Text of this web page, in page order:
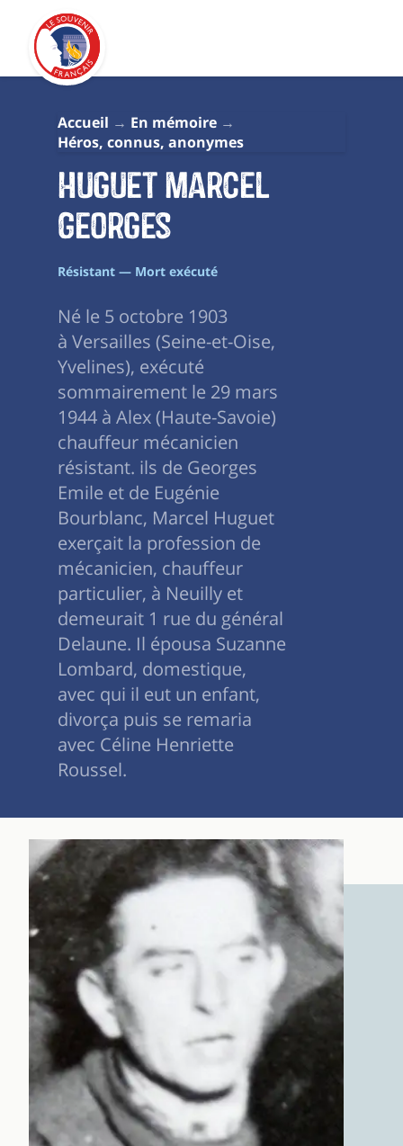
Accueil
En mémoire
Héros, connus, anonymes
Huguet Marcel
Georges
Résistant — Mort exécuté
Né le 5 octobre 1903
à Versailles (Seine-et-Oise,
Yvelines), exécuté
sommairement le 29 mars
1944 à Alex (Haute-Savoie)
chauffeur mécanicien
résistant. ils de Georges
Emile et de Eugénie
Bourblanc, Marcel Huguet
exerçait la profession de
mécanicien, chauffeur
particulier, à Neuilly et
demeurait 1 rue du général
Delaune. Il épousa Suzanne
Lombard, domestique,
avec qui il eut un enfant,
divorça puis se remaria
avec Céline Henriette
Roussel.